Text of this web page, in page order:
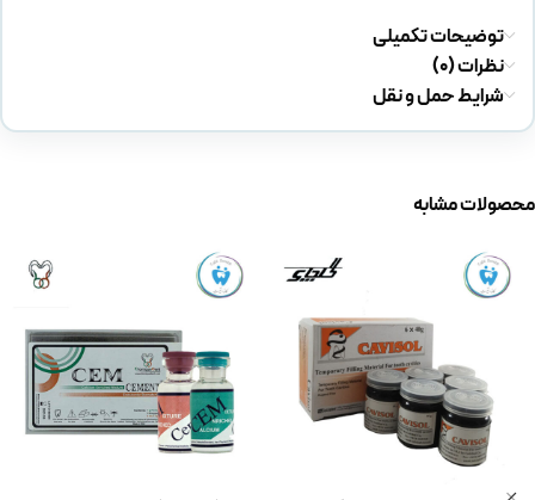
توضیحات تکمیلی
نظرات (0)
شرایط حمل و نقل
محصولات مشابه